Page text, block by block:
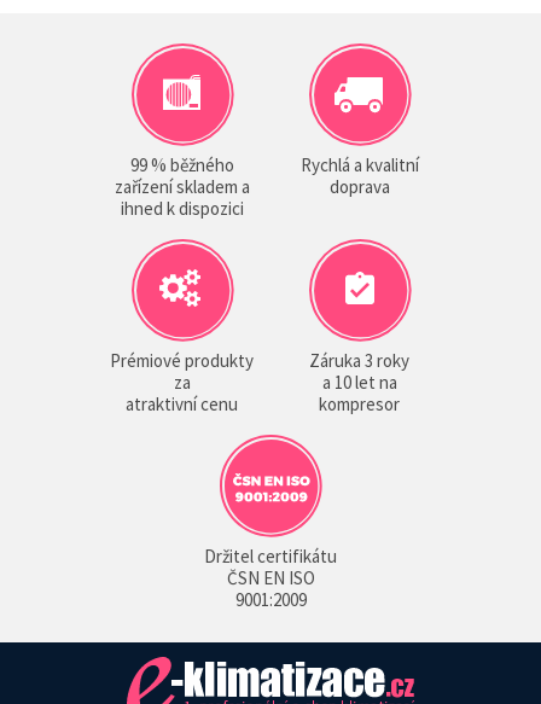
99 % běžného
zařízení skladem a
ihned k dispozici
Rychlá a kvalitní
doprava
Prémiové produkty
za
atraktivní cenu
Záruka 3 roky
a 10 let na
kompresor
Držitel certifikátu
ČSN EN ISO
9001:2009